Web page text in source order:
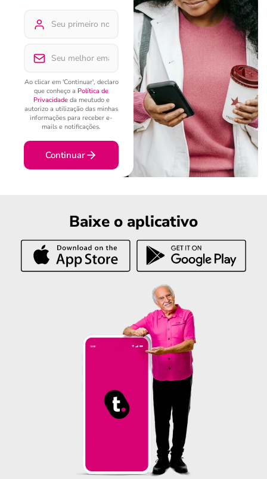
Ao clicar em 'Continuar', declaro
que conheço a Política de
Privacidadeda meutudo e
autorizo a utilização das minhas
informações para receber e-
mails e notificações.
Continuar
Baixe o aplicativo